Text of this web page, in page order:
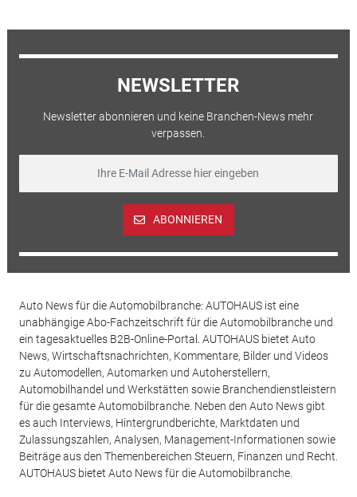
NEWSLETTER
Newsletter abonnieren und keine Branchen-News mehr
verpassen.
ABONNIEREN
Auto News für die Automobilbranche: AUTOHAUS ist eine
unabhängige Abo-Fachzeitschrift für die Automobilbranche und
ein tagesaktuelles B2B-Online-Portal. AUTOHAUS bietet Auto
News, Wirtschaftsnachrichten, Kommentare, Bilder und Videos
zu Automodellen, Automarken und Autoherstellern,
Automobilhandel und Werkstätten sowie Branchendienstleistern
für die gesamte Automobilbranche. Neben den Auto News gibt
es auch Interviews, Hintergrundberichte, Marktdaten und
Zulassungszahlen, Analysen, Management-Informationen sowie
Beiträge aus den Themenbereichen Steuern, Finanzen und Recht.
AUTOHAUS bietet Auto News für die Automobilbranche.